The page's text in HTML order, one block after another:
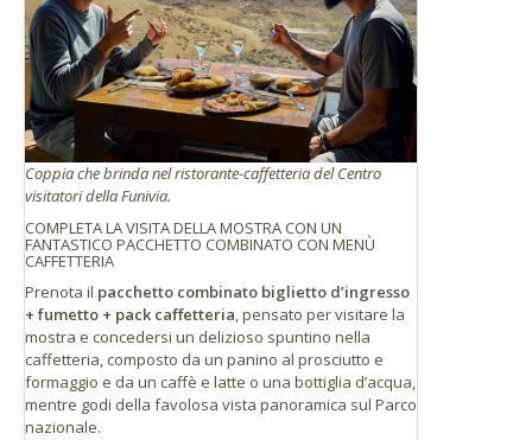
Coppia che brinda nel ristorante-caffetteria del Centro
visitatori della Funivia.
COMPLETA LA VISITA DELLA MOSTRA CON UN
FANTASTICO PACCHETTO COMBINATO CON MENÙ
CAFFETTERIA
Prenota il pacchetto combinato biglietto d’ingresso
+ fumetto + pack caffetteria, pensato per visitare la
mostra e concedersi un delizioso spuntino nella
caffetteria, composto da un panino al prosciutto e
formaggio e da un caffè e latte o una bottiglia d’acqua,
mentre godi della favolosa vista panoramica sul Parco
nazionale.